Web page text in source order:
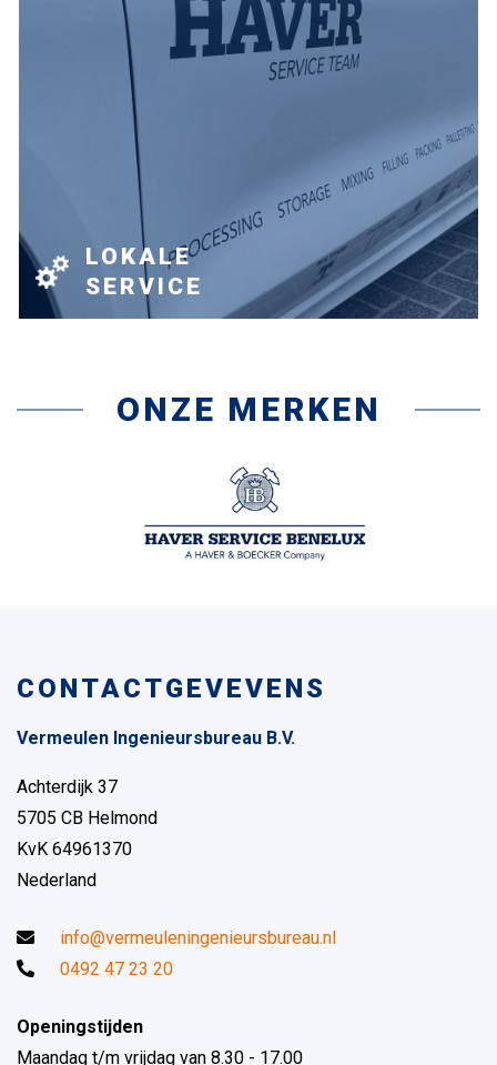
LOKALE
SERVICE
ONZE MERKEN
CONTACTGEVEVENS
Vermeulen Ingenieursbureau B.V.
Achterdijk 37
5705 CB Helmond
KvK 64961370
Nederland
info@vermeuleningenieursbureau.nl
0492 47 23 20
Openingstijden
Maandag t/m vrijdag van 8.30 - 17.00